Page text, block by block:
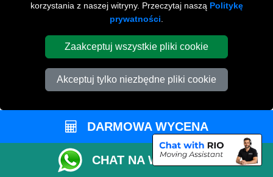
korzystania z naszej witryny. Przeczytaj naszą Politykę
prywatności
Zaakceptuj wszystkie pliki cookie
Akceptuj tylko niezbędne pliki cookie
ZOBACZ WSZYSTKIE FAQ'S
WYSZUKAJ W NAJCZĘŚCIEJ ZADAWANYCH
PYTANIACH
ZACZNIJ WPISYWAĆ SWOJE PYTANIE I WYBIERZ Z
PONIŻSZYCH WYNIKÓW
DARMOWA WYCENA
CHAT NA WHATSAPP